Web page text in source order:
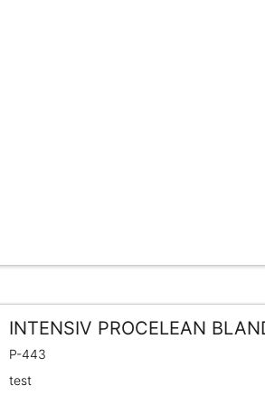
INTENSIV PROCELEAN
P-443
test